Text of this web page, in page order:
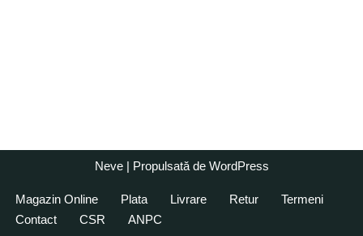
Neve| Propulsată de WordPress
Magazin Online Plata Livrare Retur
Termeni
Contact
CSR ANPC